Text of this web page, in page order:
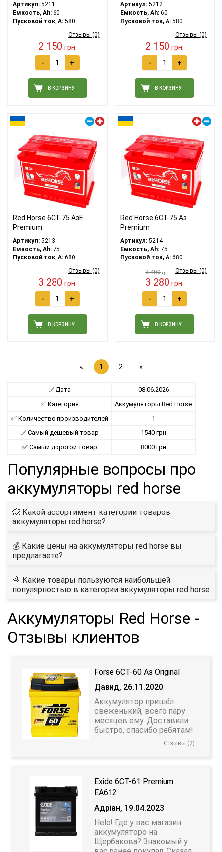
Артикул: 5211
Емкость, Ah: 60
Пусковой ток, A: 580
Отзывы (0)
2 150 грн.
- +
В КОРЗИНУ
Артикул:5212
Емкость, Ah:60
Пусковой ток, A:580
Отзывы (0)
2 150 грн.
- +
В КОРЗИНУ
Red Horse 6СТ-75 АзЕ
Premium
Артикул: 5213
Емкость, Ah: 75
Пусковой ток, A: 680
Отзывы (0)
3 280 грн.
- +
В КОРЗИНУ
Red Horse 6СТ-75 Аз
Premium
Артикул:5214
Емкость, Ah:75
Пусковой ток, A:680
Отзывы (0)
3 400грн.
3 280 грн.
- +
В КОРЗИНУ
« 1 2 »
✅ Дата
08.06.2026
✅ Категория
Aккумуляторы Red Horse
✅ Количество производителей
1
✅ Самый дешевый товар
1540 грн
✅ Самый дорогой товар
8000 грн
Популярные вопросы про
aккумуляторы red horse
💥 Какой ассортимент категории товаров
aккумуляторы red horse?
💰 Какие цены на aккумуляторы red horse вы
предлагаете?
🌈 Какие товары пользуются наибольшей
популярностью в категории aккумуляторы red horse
Aккумуляторы Red Horse -
Отзывы клиентов
Forse 6СТ-60 Аз Original
Давид, 26.11.2020
Аккумулятор пришёл
свеженький, всего пару
месяцев ему. Доставили
быстро, спасибо ребятам!
Отзывы (2)
Exide 6СТ-61 Premium
EA612
Адріан, 19.04.2023
Helo! Где у вас магазин
аккумуляторо на
Щербакова? Знакомый у